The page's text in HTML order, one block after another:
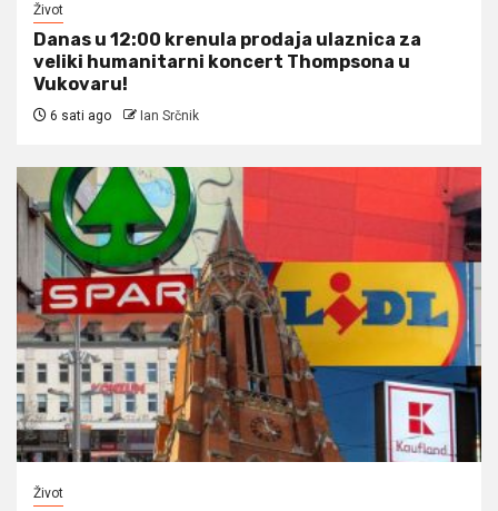
Život
Danas u 12:00 krenula prodaja ulaznica za
veliki humanitarni koncert Thompsona u
Vukovaru!
6 sati ago Ian Srčnik
Život